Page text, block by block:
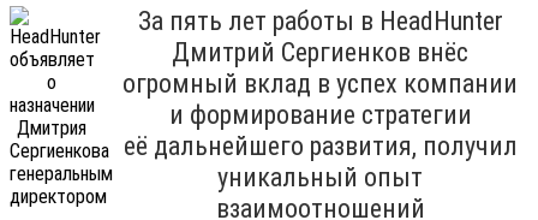
За пять лет работы в HeadHunter
Дмитрий Сергиенков внёс
огромный вклад в успех компании
и формирование стратегии
её дальнейшего развития, получил
уникальный опыт
взаимоотношений